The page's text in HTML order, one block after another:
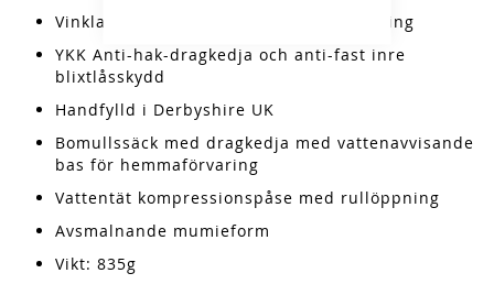
Vinklad fotbox för avslappnad sovställning
YKK Anti-hak-dragkedja och anti-fast inre
blixtlåsskydd
Handfylld i Derbyshire UK
Bomullssäck med dragkedja med vattenavvisande
bas för hemmaförvaring
Vattentät kompressionspåse med rullöppning
Avsmalnande mumieform
Vikt: 835g